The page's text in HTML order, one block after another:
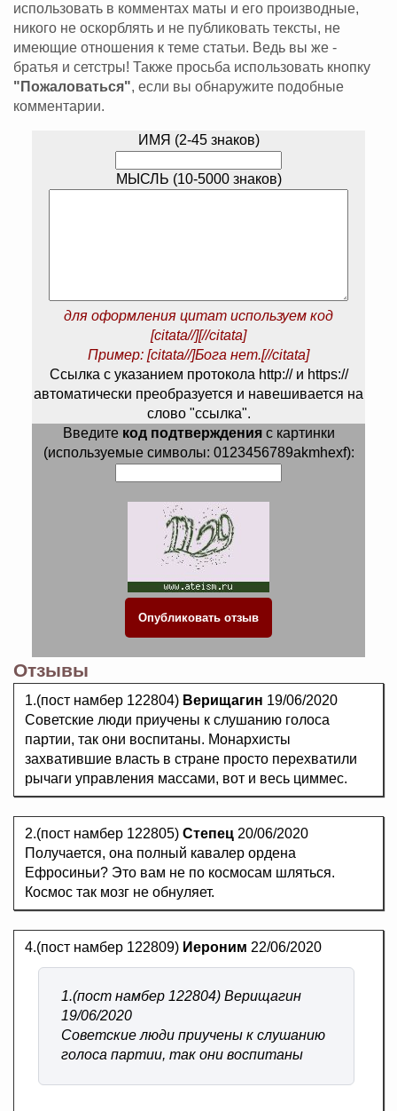
использовать в комментах маты и его производные,
никого не оскорблять и не публиковать тексты, не
имеющие отношения к теме статьи. Ведь вы же -
братья и сетстры! Также просьба использовать кнопку
"Пожаловаться", если вы обнаружите подобные
комментарии.
ИМЯ (2-45 знаков)
МЫСЛЬ (10-5000 знаков)
для оформления цитат используем код
[citata//][//citata]
Пример: [citata//]Бога нет.[//citata]
Ссылка с указанием протокола http:// и https://
автоматически преобразуется и навешивается на
слово "ссылка".
Введите код подтвержденияс картинки
(используемые символы: 0123456789akmhexf):
Отзывы
1.(пост намбер 122804) Верищагин 19/06/2020
Советские люди приучены к слушанию голоса
партии, так они воспитаны. Монархисты
захватившие власть в стране просто перехватили
рычаги управления массами, вот и весь циммес.
2.(пост намбер 122805) Степец 20/06/2020
Получается, она полный кавалер ордена
Ефросиньи? Это вам не по космосам шляться.
Космос так мозг не обнуляет.
4.(пост намбер 122809) Иероним 22/06/2020
1.(пост намбер 122804) Верищагин
19/06/2020
Советские люди приучены к слушанию
голоса партии, так они воспитаны